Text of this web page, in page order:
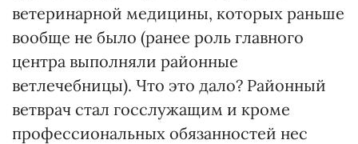
ветеринарной медицины, которых раньше
вообще не было (ранее роль главного
центра выполняли районные
ветлечебницы). Что это дало? Районный
ветврач стал госслужащим и кроме
профессиональных обязанностей нес